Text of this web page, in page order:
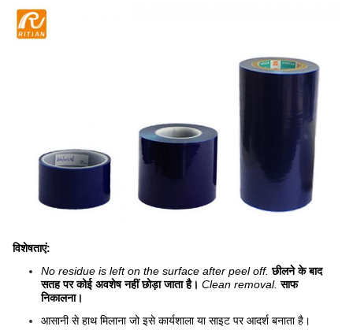
विशेषताएं:
No residue is left on the surface after peel off. छीलने के बाद
सतह पर कोई अवशेष नहीं छोड़ा जाता है। Clean removal. साफ
निकालना।
आसानी से हाथ मिलाना जो इसे कार्यशाला या साइट पर आदर्श बनाता है।